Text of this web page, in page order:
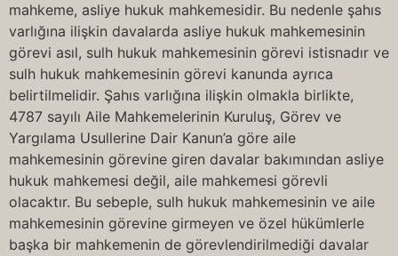
mahkeme, asliye hukuk mahkemesidir. Bu nedenle şahıs
varlığına ilişkin davalarda asliye hukuk mahkemesinin
görevi asıl, sulh hukuk mahkemesinin görevi istisnadır ve
sulh hukuk mahkemesinin görevi kanunda ayrıca
belirtilmelidir. Şahıs varlığına ilişkin olmakla birlikte,
4787 sayılı Aile Mahkemelerinin Kuruluş, Görev ve
Yargılama Usullerine Dair Kanun’a göre aile
mahkemesinin görevine giren davalar bakımından asliye
hukuk mahkemesi değil, aile mahkemesi görevli
olacaktır. Bu sebeple, sulh hukuk mahkemesinin ve aile
mahkemesinin görevine girmeyen ve özel hükümlerle
başka bir mahkemenin de görevlendirilmediği davalar